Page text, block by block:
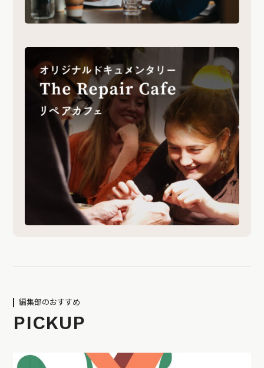
編集部のおすすめ
PICKUP